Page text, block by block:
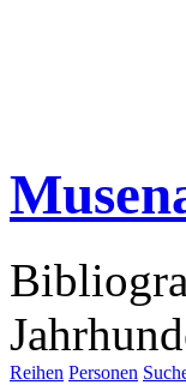
Reihen Personen